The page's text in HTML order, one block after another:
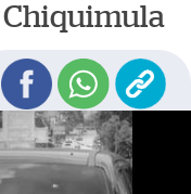
Chiquimula